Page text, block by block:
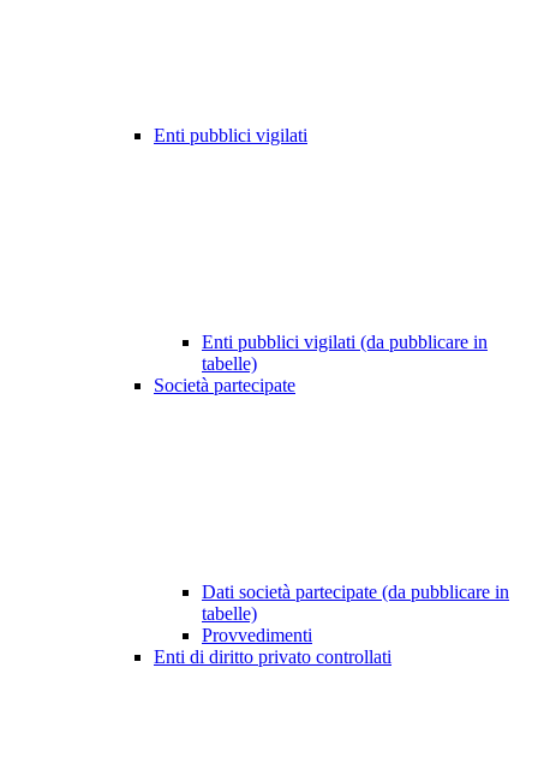
Enti pubblici vigilati
Enti pubblici vigilati (da pubblicare in
tabelle)
Società partecipate
Dati società partecipate (da pubblicare in
tabelle)
Provvedimenti
Enti di diritto privato controllati